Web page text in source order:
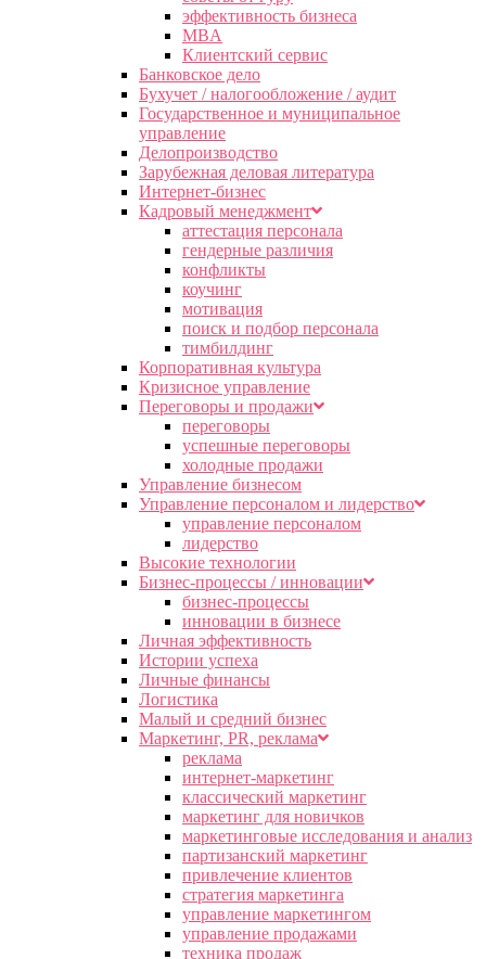
эффективность бизнеса
MBA
Клиентский сервис
Банковское дело
Бухучет / налогообложение / аудит
Государственное и муниципальное
управление
Делопроизводство
Зарубежная деловая литература
Интернет-бизнес
Кадровый менеджмент
аттестация персонала
гендерные различия
конфликты
коучинг
мотивация
поиск и подбор персонала
тимбилдинг
Корпоративная культура
Кризисное управление
Переговоры и продажи
переговоры
успешные переговоры
холодные продажи
Управление бизнесом
Управление персоналом и лидерство
управление персоналом
лидерство
Высокие технологии
Бизнес-процессы / инновации
бизнес-процессы
инновации в бизнесе
Личная эффективность
Истории успеха
Личные финансы
Логистика
Малый и средний бизнес
Маркетинг, PR, реклама
реклама
интернет-маркетинг
классический маркетинг
маркетинг для новичков
маркетинговые исследования и анализ
партизанский маркетинг
привлечение клиентов
стратегия маркетинга
управление маркетингом
управление продажами
техника продаж